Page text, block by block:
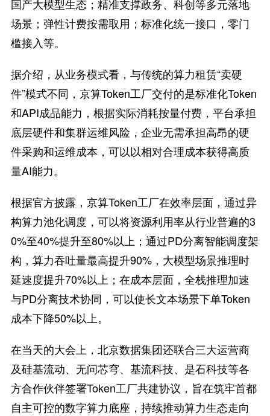
国产大模型生态；精准支撑政务、科创等多元落地
场景；弹性计费按需取用；标准化统一接口，零门
槛接入等。
据介绍，从业务模式看，与传统的算力租赁“卖硬
件”模式不同，京算Token工厂交付的是标准化Token
和API成品能力，根据实际消耗按量付费，平台承担
底层硬件和集群运维风险，企业无需承担高昂的硬
件采购和运维成本，可以以相对合理成本获得高质
量AI能力。
根据官方披露，京算Token工厂在效率层面，通过异
构算力池化调度，可以将资源利用率从行业普遍的3
0%至40%提升至80%以上；通过PD分离智能调度架
构，算力吞吐量最高提升90%，大模型场景推理时
延速度提升70%以上；在成本层面，全栈推理加速
与PD分离技术协同，可以使长文本场景下单Token
成本下降50%以上。
在当天的大会上，北京数据集团还联合三大运营商
及硅基流动、无问芯穹、基流科技、是石科技等各
方合作伙伴签署Token工厂共建协议，旨在筑牢首都
自主可控的数字算力底座，持续推动算力生态走向